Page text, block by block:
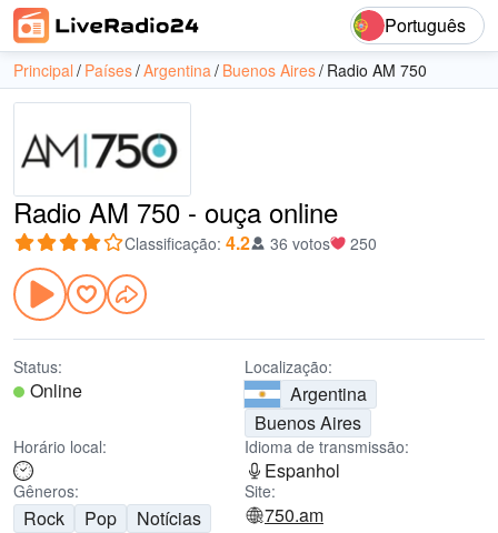
Português
Principal Países Argentina Buenos Aires Radio AM 750
Radio AM 750 - ouça online
Classificação: 4.2 36 votos 250
Status:
Online
Localização:
Argentina
Buenos Aires
Horário local: Idioma de transmissão:
Espanhol
Gêneros:
Rock Pop
Notícias
Site:
750.am